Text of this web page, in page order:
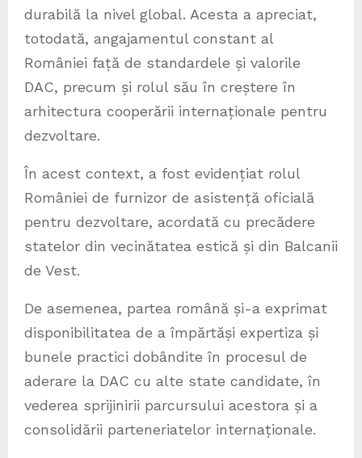
durabilă la nivel global. Acesta a apreciat,
totodată, angajamentul constant al
României față de standardele și valorile
DAC, precum și rolul său în creștere în
arhitectura cooperării internaționale pentru
dezvoltare.
În acest context, a fost evidențiat rolul
României de furnizor de asistență oficială
pentru dezvoltare, acordată cu precădere
statelor din vecinătatea estică și din Balcanii
de Vest.
De asemenea, partea română și-a exprimat
disponibilitatea de a împărtăși expertiza și
bunele practici dobândite în procesul de
aderare la DAC cu alte state candidate, în
vederea sprijinirii parcursului acestora și a
consolidării parteneriatelor internaționale.